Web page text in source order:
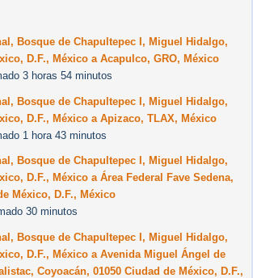
Bosque de Chapultepec I, Miguel Hidalgo,
D.F., México a Acapulco, GRO, México
3 horas 54 minutos
Bosque de Chapultepec I, Miguel Hidalgo,
D.F., México a Apizaco, TLAX, México
1 hora 43 minutos
Bosque de Chapultepec I, Miguel Hidalgo,
D.F., México a Área Federal Fave Sedena,
México, D.F., México
30 minutos
Bosque de Chapultepec I, Miguel Hidalgo,
D.F., México a Avenida Miguel Ángel de
Coyoacán, 01050 Ciudad de México, D.F.,